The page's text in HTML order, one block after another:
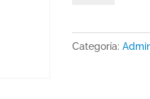
20251020
cantidad
Categoría: